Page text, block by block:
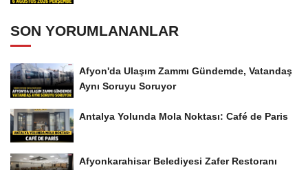
SON YORUMLANANLAR
Afyon'da Ulaşım Zammı Gündemde, Vatandaş
Aynı Soruyu Soruyor
Antalya Yolunda Mola Noktası: Café de Paris
Afyonkarahisar Belediyesi Zafer Restoranı